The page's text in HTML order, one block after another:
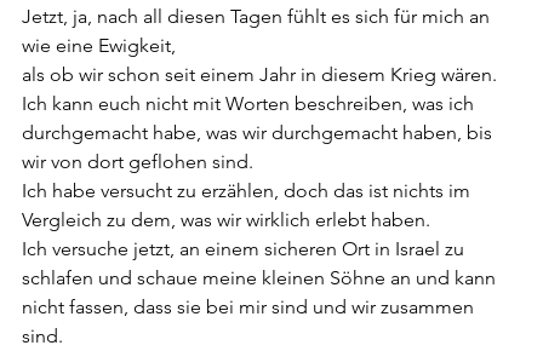
Jetzt, ja, nach all diesen Tagen fühlt es sich für mich an
wie eine Ewigkeit,
als ob wir schon seit einem Jahr in diesem Krieg wären.
Ich kann euch nicht mit Worten beschreiben, was ich
durchgemacht habe, was wir durchgemacht haben, bis
wir von dort geflohen sind.
Ich habe versucht zu erzählen, doch das ist nichts im
Vergleich zu dem, was wir wirklich erlebt haben.
Ich versuche jetzt, an einem sicheren Ort in Israel zu
schlafen und schaue meine kleinen Söhne an und kann
nicht fassen, dass sie bei mir sind und wir zusammen
sind.